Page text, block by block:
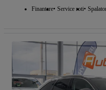
Finantare Service roti